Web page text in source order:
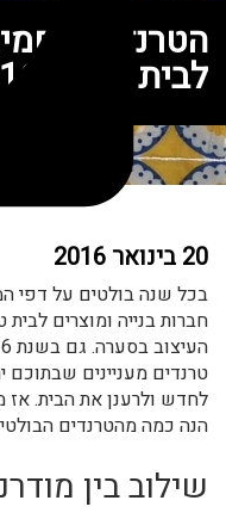
הטרנדים
לבית בשנת 2016
20 בינואר 2016
בכל שנה בולטים על דפי
חברות בנייה ומוצרים
טרנדים מעניינים
הנה כמה מהטרנדים
שילוב בין